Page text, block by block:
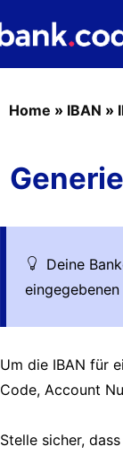
Home » IBAN »
Deine
eingegebenen
Um die IBAN für
Code, Account
Stelle sicher,